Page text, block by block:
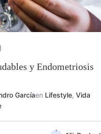
y Endometriosis
Garcíaen Lifestyle, Vida